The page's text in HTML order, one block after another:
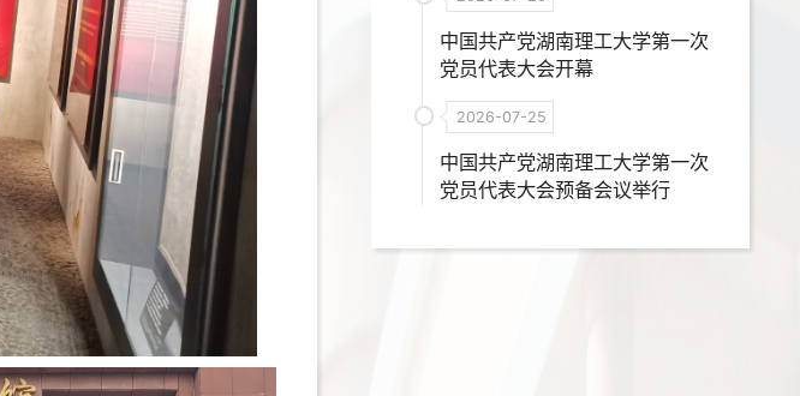
中国共产党湖南理工大学第一次
党员代表大会开幕
2026-07-25
中国共产党湖南理工大学第一次
党员代表大会预备会议举行